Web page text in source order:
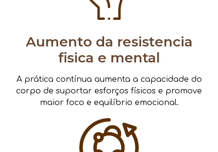
Aumento da resistencia
fisica e mental
A prática contínua aumenta a capacidade do
corpo de suportar esforços físicos e promove
maior foco e equilíbrio emocional.